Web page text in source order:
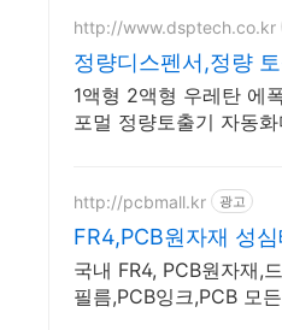
http://www.dsptech.co.kr
정량디스펜서,정량
1액형 2액형 우레탄 에
포멀 정량토출기 자동
http://pcbmall.kr 광고
FR4,PCB원자재 성심
국내 FR4, PCB원자재,
필름,PCB잉크,PCB 모